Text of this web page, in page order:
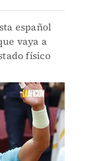
español
vaya a
físico